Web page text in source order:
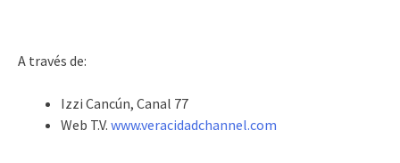
A través de:
Izzi Cancún, Canal 77
Web T.V. www.veracidadchannel.com